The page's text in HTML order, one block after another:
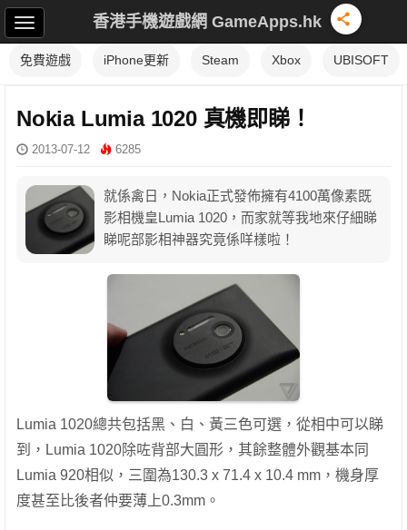
香港手機遊戲網 GameApps.hk
免費遊戲 iPhone更新 Steam Xbox UBISOFT
Nokia Lumia 1020 真機即睇！
2013-07-12 6285
就係禽日，Nokia正式發佈擁有4100萬像素既
影相機皇Lumia 1020，而家就等我地來仔細睇
睇呢部影相神器究竟係咩樣啦！
Lumia 1020總共包括黑、白、黃三色可選，從相中可以睇
到，Lumia 1020除咗背部大圓形，其餘整體外觀基本同
Lumia 920相似，三圍為130.3 x 71.4 x 10.4 mm，機身厚
度甚至比後者仲要薄上0.3mm。